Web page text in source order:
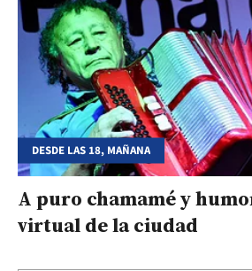
DESDE LAS 18, MAÑANA
A puro chamamé y
virtual de la ciudad